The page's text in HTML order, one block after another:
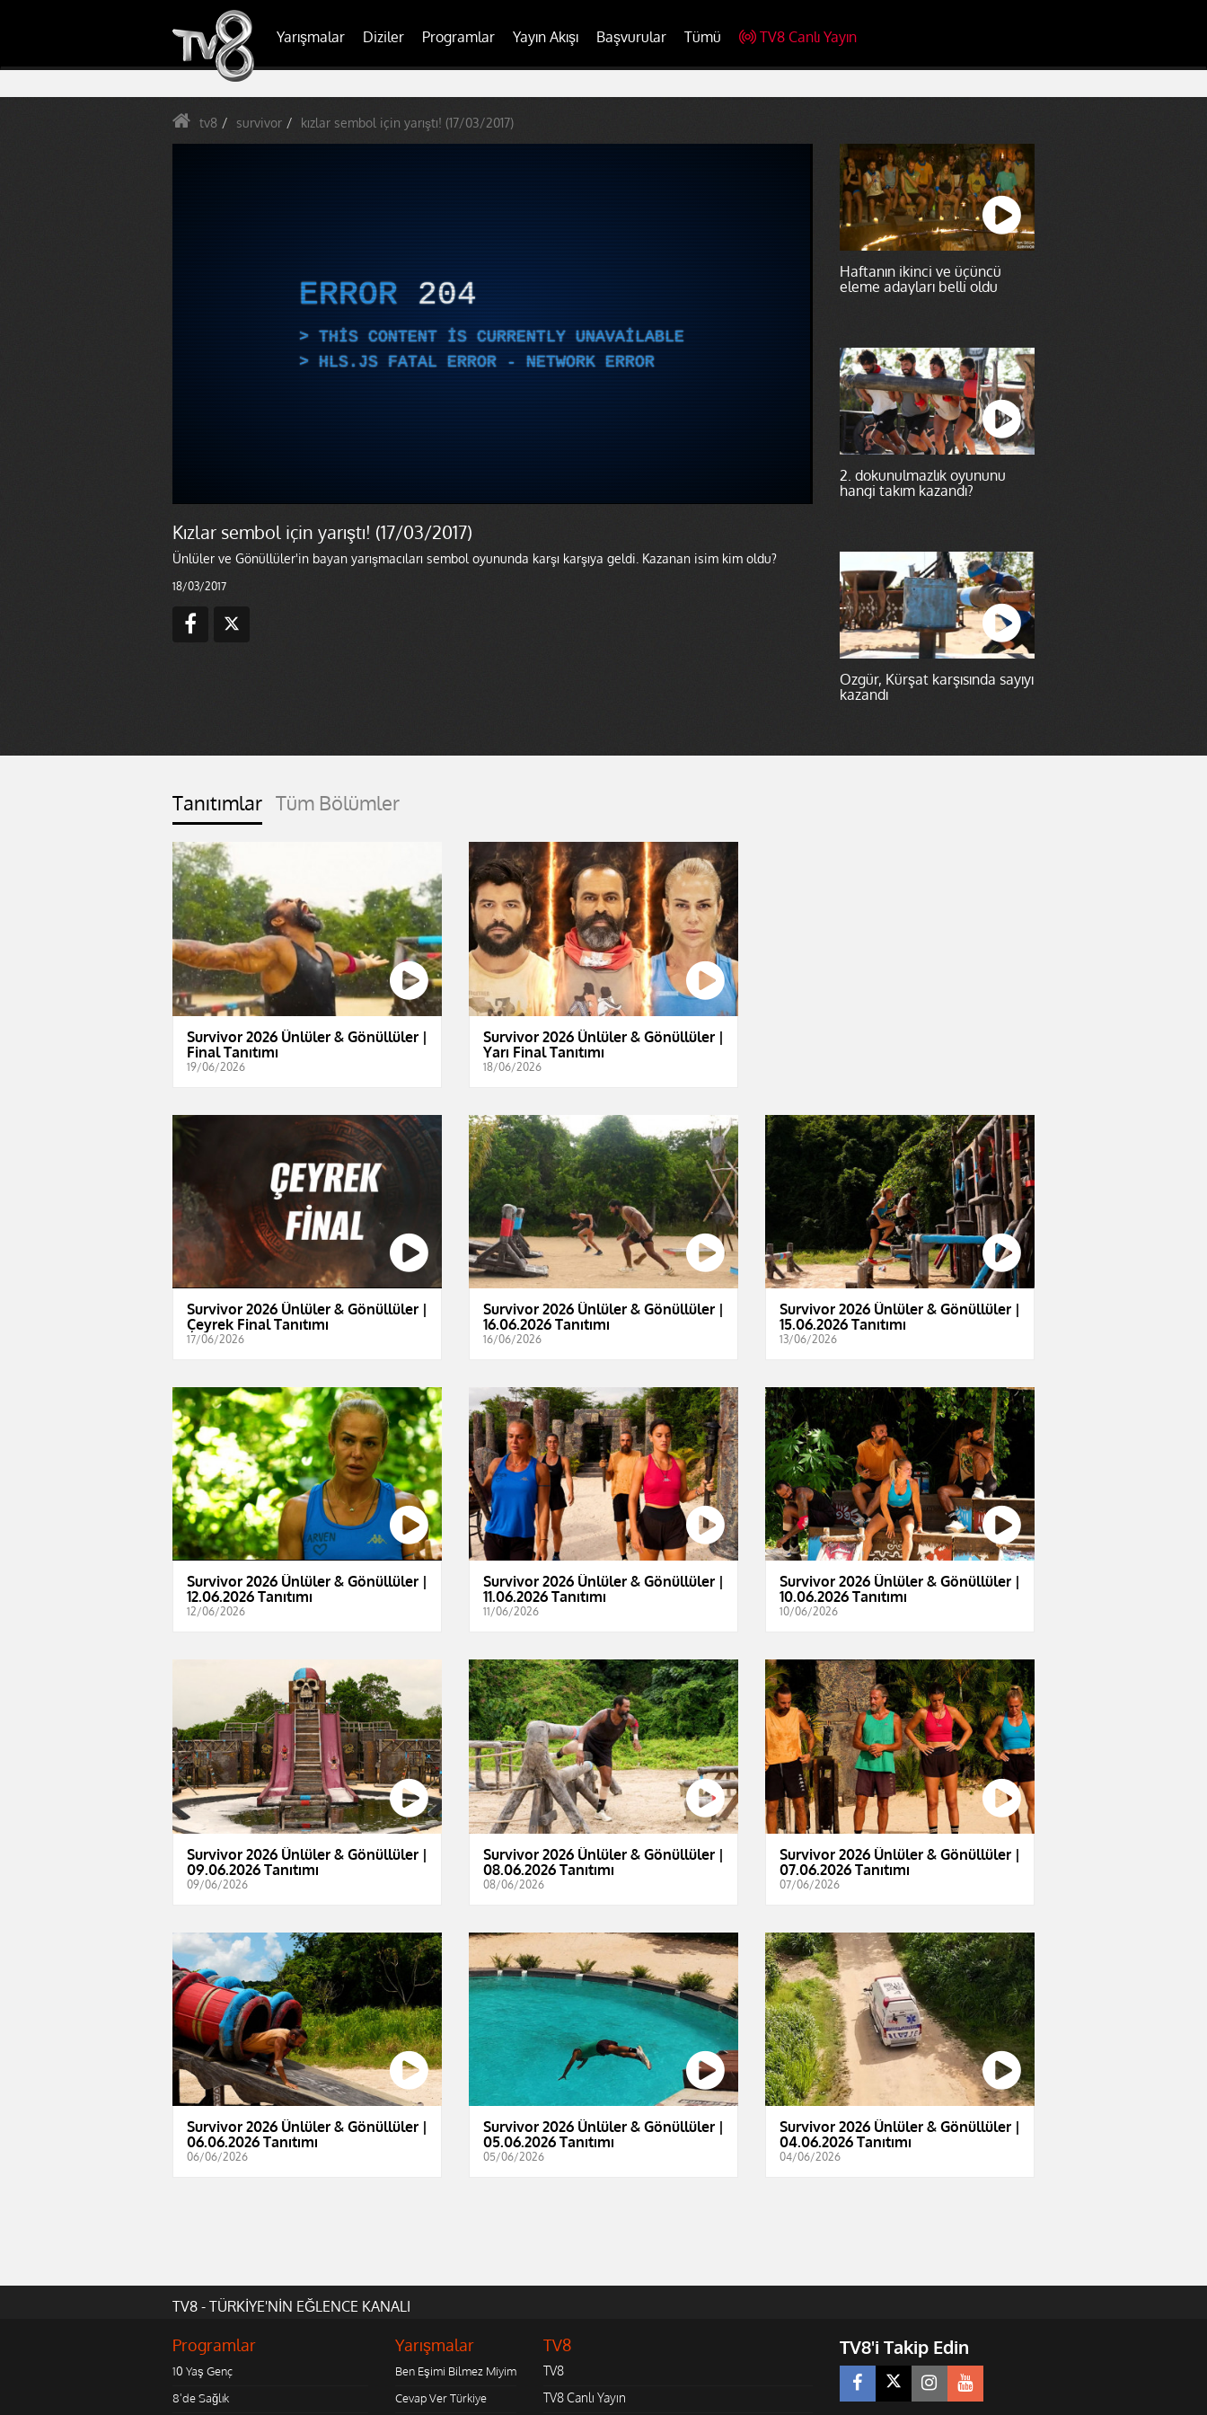
Yarışmalar Diziler Programlar Yayın Akışı Başvurular Tümü TV8 Canlı Yayın
tv8 survivor kızlar sembol için yarıştı! (17/03/2017)
ERROR 204
THIS CONTENT IS CURRENTLY UNAVAILABLE
HLS.JS FATAL ERROR - NETWORK ERROR
Kızlar sembol için yarıştı! (17/03/2017)
Ünlüler ve Gönüllüler'in bayan yarışmacıları sembol oyununda karşı karşıya geldi. Kazanan isim kim oldu?
18/03/2017
Haftanın ikinci ve üçüncü
eleme adayları belli oldu
2. dokunulmazlık oyununu
hangi takım kazandı?
Özgür, Kürşat karşısında sayıyı
kazandı
Tanıtımlar Tüm Bölümler
Survivor 2026 Ünlüler & Gönüllüler |
Final Tanıtımı
19/06/2026
Survivor 2026 Ünlüler & Gönüllüler |
Yarı Final Tanıtımı
18/06/2026
Survivor 2026 Ünlüler & Gönüllüler |
Çeyrek Final Tanıtımı
17/06/2026
Survivor 2026 Ünlüler & Gönüllüler |
16.06.2026 Tanıtımı
16/06/2026
Survivor 2026 Ünlüler & Gönüllüler |
15.06.2026 Tanıtımı
13/06/2026
Survivor 2026 Ünlüler & Gönüllüler |
12.06.2026 Tanıtımı
12/06/2026
Survivor 2026 Ünlüler & Gönüllüler |
11.06.2026 Tanıtımı
11/06/2026
Survivor 2026 Ünlüler & Gönüllüler |
10.06.2026 Tanıtımı
10/06/2026
Survivor 2026 Ünlüler & Gönüllüler |
09.06.2026 Tanıtımı
09/06/2026
Survivor 2026 Ünlüler & Gönüllüler |
08.06.2026 Tanıtımı
08/06/2026
Survivor 2026 Ünlüler & Gönüllüler |
07.06.2026 Tanıtımı
07/06/2026
Survivor 2026 Ünlüler & Gönüllüler |
06.06.2026 Tanıtımı
06/06/2026
Survivor 2026 Ünlüler & Gönüllüler |
05.06.2026 Tanıtımı
05/06/2026
Survivor 2026 Ünlüler & Gönüllüler |
04.06.2026 Tanıtımı
04/06/2026
TV8 - TÜRKİYE'NİN EĞLENCE KANALI
Programlar
10 Yaş Genç
8'de Sağlık
Yarışmalar
Ben Eşimi Bilmez Miyim
Cevap Ver Türkiye
TV8
TV8
TV8 Canlı Yayın
TV8'i Takip Edin